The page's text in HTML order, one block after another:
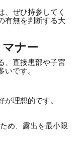
、ぜひ持参してく
有無を判断する大
ナー
、直接患部や子宮
です。
理想的です。
め、露出を最小限